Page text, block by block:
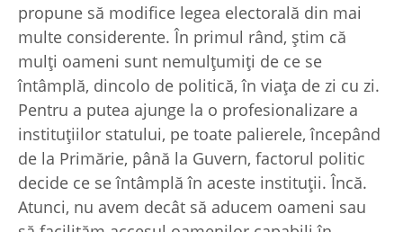
propune să modifice legea electorală din mai
multe considerente. În primul rând, știm că
mulți oameni sunt nemulțumiți de ce se
întâmplă, dincolo de politică, în viața de zi cu zi.
Pentru a putea ajunge la o profesionalizare a
instituțiilor statului, pe toate palierele, începând
de la Primărie, până la Guvern, factorul politic
decide ce se întâmplă în aceste instituții. Încă.
Atunci, nu avem decât să aducem oameni sau